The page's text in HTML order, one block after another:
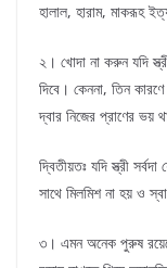
হালাল, হারাম, মাকরূহ
২। খোদা না করুন যদি
দিবে। কেননা, তিন
দ্বার নিজের প্রাণের ভয়
দ্বিতীয়তঃ যদি স্ত্রী
সাথে মিলমিশ না হয় ও
৩। এমন অনেক পুরুষ